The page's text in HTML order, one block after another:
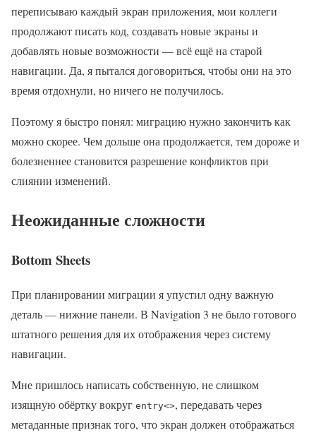
переписываю каждый экран приложения, мои коллеги
продолжают писать код, создавать новые экраны и
добавлять новые возможности — всё ещё на старой
навигации. Да, я пытался договориться, чтобы они на это
время отдохнули, но ничего не получилось.
Поэтому я быстро понял: миграцию нужно закончить как
можно скорее. Чем дольше она продолжается, тем дороже и
болезненнее становится разрешение конфликтов при
слиянии изменений.
Неожиданные сложности
Bottom Sheets
При планировании миграции я упустил одну важную
деталь — нижние панели. В Navigation 3 не было готового
штатного решения для их отображения через систему
навигации.
Мне пришлось написать собственную, не слишком
изящную обёртку вокруг entry<>, передавать через
метаданные признак того, что экран должен отображаться